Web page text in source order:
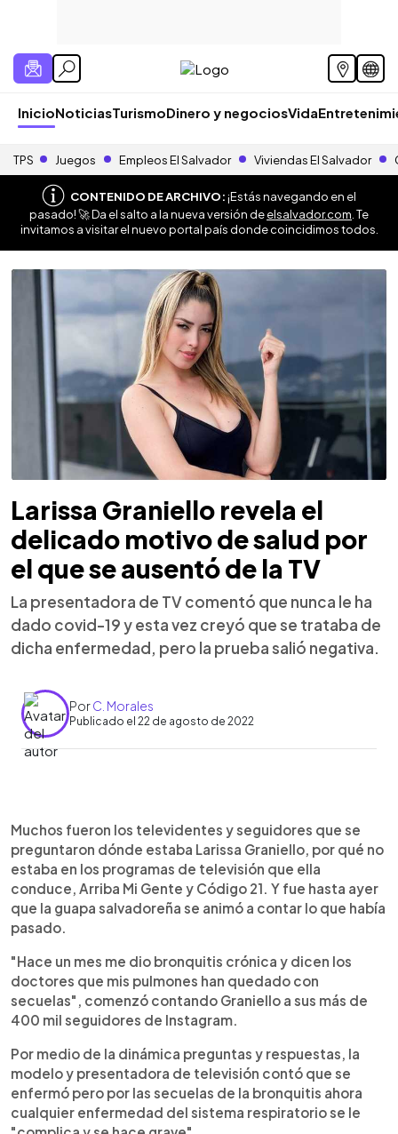
InicioNoticiasTurismoDinero y negociosVida
TPS Juegos Empleos El Salvador Viviendas El Salvador
CONTENIDO DE ARCHIVO:¡Estás navegando en el
pasado! 🚀 Da el salto a la nueva versión deelsalvador.com . Te
invitamos a visitar el nuevo portal país donde coincidimos todos.
Larissa Graniello revela el
delicado motivo de salud por
el que se ausentó de la TV
La presentadora de TV comentó que nunca le ha
dado covid-19 y esta vez creyó que se trataba de
dicha enfermedad, pero la prueba salió negativa.
PorC. Morales
Publicado el 22 de agosto de 2022
Escuchar artículo
Muchos fueron los televidentes y seguidores que se
preguntaron dónde estaba Larissa Graniello, por qué no
estaba en los programas de televisión que ella
conduce, Arriba Mi Gente y Código 21. Y fue hasta ayer
que la guapa salvadoreña se animó a contar lo que había
pasado.
"Hace un mes me dio bronquitis crónica y dicen los
doctores que mis pulmones han quedado con
secuelas", comenzó contando Graniello a sus más de
400 mil seguidores de Instagram.
Por medio de la dinámica preguntas y respuestas, la
modelo y presentadora de televisión contó que se
enfermó pero por las secuelas de la bronquitis ahora
cualquier enfermedad del sistema respiratorio se le